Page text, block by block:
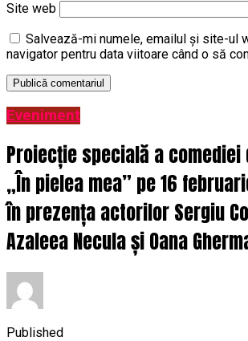
Site web
Salvează-mi numele, emailul și site-ul
navigator pentru data viitoare când o să
Eveniment
Proiecție specială a
„În pielea mea” pe 16
în prezența actorilor Sergiu
Azaleea Necula și Oana
Published